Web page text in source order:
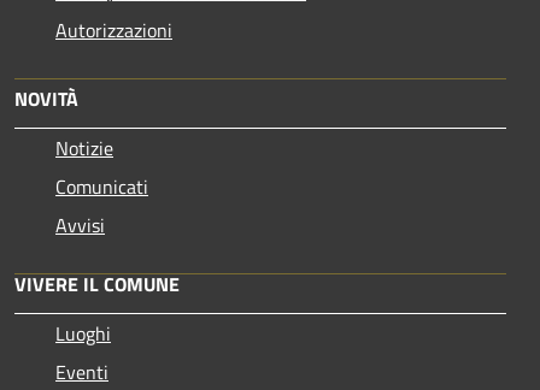
Autorizzazioni
NOVITÀ
Notizie
Comunicati
Avvisi
VIVERE IL COMUNE
Luoghi
Eventi